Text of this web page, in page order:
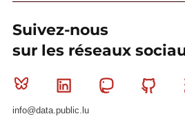
Suivez-nous
sur les réseaux
Bluesky Linkedin Mastodon
info@data.public.lu